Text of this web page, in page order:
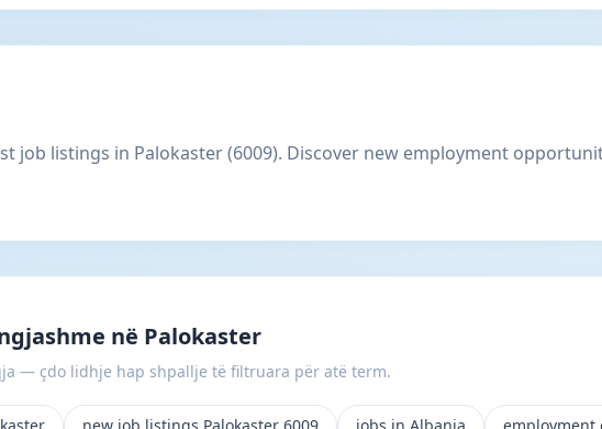
job listings in Palokaster (6009). Discover new employment
në Palokaster
— çdo lidhje hap shpallje të filtruara për atë term.